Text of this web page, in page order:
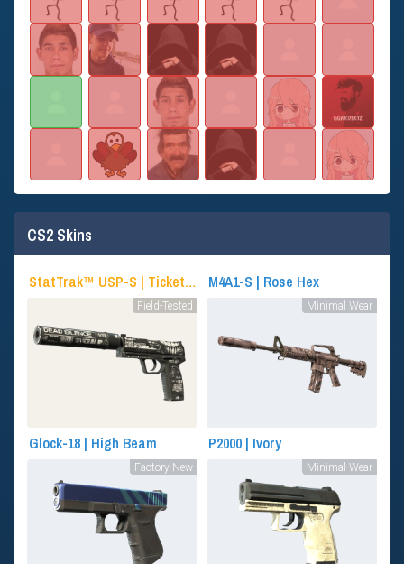
CS2 Skins
StatTrak™ USP-S | Ticket to Hell
Field-Tested
M4A1-S | Rose Hex
Minimal Wear
Glock-18 | High Beam
Factory New
P2000 | Ivory
Minimal Wear